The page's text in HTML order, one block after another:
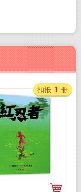
扣抵 1 冊